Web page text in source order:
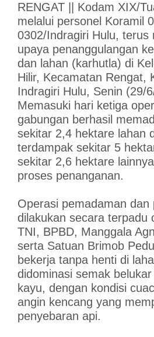
RENGAT || Kodam XIX/
melalui personel Koramil
0302/Indragiri Hulu, terus
upaya penanggulangan
dan lahan (karhutla) di
Hilir, Kecamatan Rengat,
Indragiri Hulu, Senin (29/
Memasuki hari ketiga
gabungan berhasil
sekitar 2,4 hektare lahan
terdampak sekitar 5
sekitar 2,6 hektare
proses penanganan.
Operasi pemadaman dan
dilakukan secara terpadu
TNI, BPBD, Manggala
serta Satuan Brimob
bekerja tanpa henti di
didominasi semak
kayu, dengan kondisi
angin kencang yang
penyebaran api.